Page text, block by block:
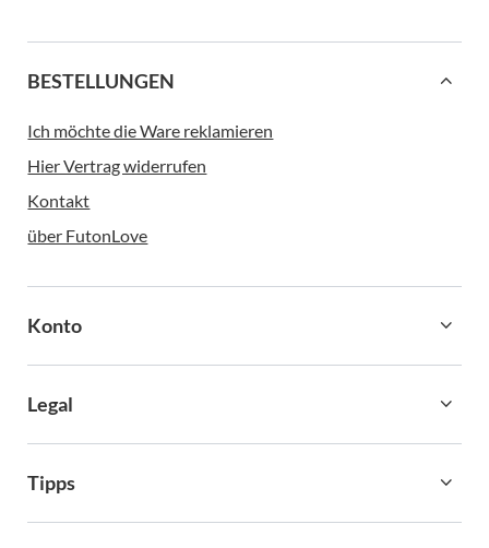
BESTELLUNGEN
Ich möchte die Ware reklamieren
Hier Vertrag widerrufen
Kontakt
über FutonLove
Konto
Legal
Tipps